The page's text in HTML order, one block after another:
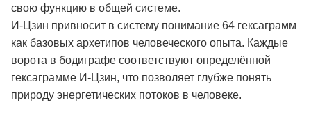
свою функцию в общей системе.
И-Цзин привносит в систему понимание 64 гексаграмм
как базовых архетипов человеческого опыта. Каждые
ворота в бодиграфе соответствуют определённой
гексаграмме И-Цзин, что позволяет глубже понять
природу энергетических потоков в человеке.